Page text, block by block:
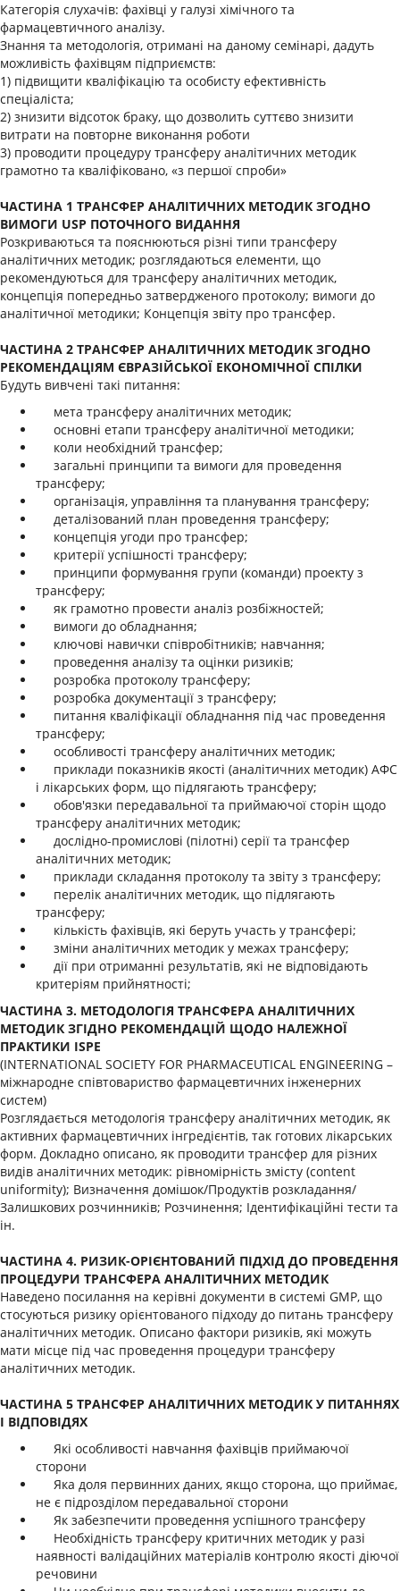
Категорія слухачів: фахівці у галузі хімічного та
фармацевтичного аналізу.
Знання та методологія, отримані на даному семінарі, дадуть
можливість фахівцям підприємств:
1) підвищити кваліфікацію та особисту ефективність
спеціаліста;
2) знизити відсоток браку, що дозволить суттєво знизити
витрати на повторне виконання роботи
3) проводити процедуру трансферу аналітичних методик
грамотно та кваліфіковано, «з першої спроби»
ЧАСТИНА 1 ТРАНСФЕР АНАЛІТИЧНИХ МЕТОДИК ЗГОДНО
ВИМОГИ USP ПОТОЧНОГО ВИДАННЯ
Розкриваються та пояснюються різні типи трансферу
аналітичних методик; розглядаються елементи, що
рекомендуються для трансферу аналітичних методик,
концепція попередньо затвердженого протоколу; вимоги до
аналітичної методики; Концепція звіту про трансфер.
ЧАСТИНА 2 ТРАНСФЕР АНАЛІТИЧНИХ МЕТОДИК ЗГОДНО
РЕКОМЕНДАЦІЯМ ЄВРАЗІЙСЬКОЇ ЕКОНОМІЧНОЇ СПІЛКИ
Будуть вивчені такі питання:
мета трансферу аналітичних методик;
основні етапи трансферу аналітичної методики;
коли необхідний трансфер;
загальні принципи та вимоги для проведення
трансферу;
організація, управління та планування трансферу;
деталізований план проведення трансферу;
концепція угоди про трансфер;
критерії успішності трансферу;
принципи формування групи (команди) проекту з
трансферу;
як грамотно провести аналіз розбіжностей;
вимоги до обладнання;
ключові навички співробітників; навчання;
проведення аналізу та оцінки ризиків;
розробка протоколу трансферу;
розробка документації з трансферу;
питання кваліфікації обладнання під час проведення
трансферу;
особливості трансферу аналітичних методик;
приклади показників якості (аналітичних методик) АФС
і лікарських форм, що підлягають трансферу;
обов'язки передавальної та приймаючої сторін щодо
трансферу аналітичних методик;
дослідно-промислові (пілотні) серії та трансфер
аналітичних методик;
приклади складання протоколу та звіту з трансферу;
перелік аналітичних методик, що підлягають
трансферу;
кількість фахівців, які беруть участь у трансфері;
зміни аналітичних методик у межах трансферу;
дії при отриманні результатів, які не відповідають
критеріям прийнятності;
ЧАСТИНА 3. МЕТОДОЛОГІЯ ТРАНСФЕРА АНАЛІТИЧНИХ
МЕТОДИК ЗГІДНО РЕКОМЕНДАЦІЙ ЩОДО НАЛЕЖНОЇ
ПРАКТИКИ ISPE
(INTERNATIONAL SOCIETY FOR PHARMACEUTICAL ENGINEERING –
міжнародне співтовариство фармацевтичних інженерних
систем)
Розглядається методологія трансферу аналітичних методик, як
активних фармацевтичних інгредієнтів, так готових лікарських
форм. Докладно описано, як проводити трансфер для різних
видів аналітичних методик: рівномірність змісту (content
uniformity); Визначення домішок/Продуктів розкладання/
Залишкових розчинників; Розчинення; Ідентифікаційні тести та
ін.
ЧАСТИНА 4. РИЗИК-ОРІЄНТОВАНИЙ ПІДХІД ДО ПРОВЕДЕННЯ
ПРОЦЕДУРИ ТРАНСФЕРА АНАЛІТИЧНИХ МЕТОДИК
Наведено посилання на керівні документи в системі GMP, що
стосуються ризику орієнтованого підходу до питань трансферу
аналітичних методик. Описано фактори ризиків, які можуть
мати місце під час проведення процедури трансферу
аналітичних методик.
ЧАСТИНА 5 ТРАНСФЕР АНАЛІТИЧНИХ МЕТОДИК У ПИТАННЯХ
І ВІДПОВІДЯХ
Які особливості навчання фахівців приймаючої
сторони
Яка доля первинних даних, якщо сторона, що приймає,
не є підрозділом передавальної сторони
Як забезпечити проведення успішного трансферу
Необхідність трансферу критичних методик у разі
наявності валідаційних матеріалів контролю якості діючої
речовини